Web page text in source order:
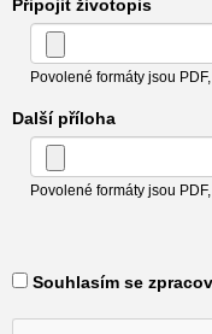
Připojit životopis
Povolené formáty jsou
Další příloha
Povolené formáty jsou
Souhlasím se